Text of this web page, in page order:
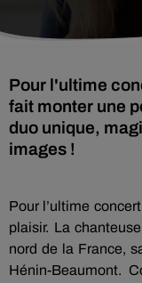
Pour l'ultime
fait monter une
duo unique,
images !
Pour l’ultime
plaisir. La
nord de la France,
Hénin-Beaumont.